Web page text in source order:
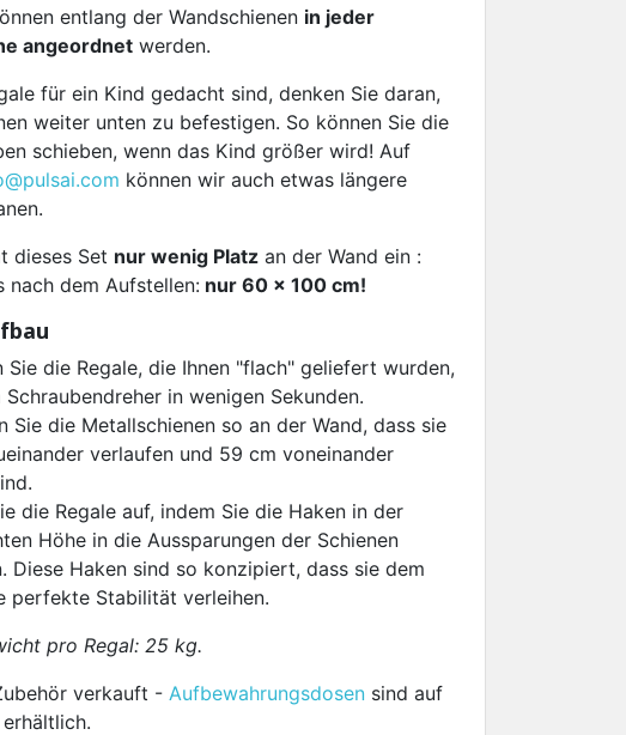
entlang der Wandschienen in jeder
angeordnet werden.
für ein Kind gedacht sind, denken Sie daran,
weiter unten zu befestigen. So können Sie die
schieben, wenn das Kind größer wird! Auf
können wir auch etwas längere
dieses Set nur wenig Platz an der Wand ein :
nach dem Aufstellen: nur 60 x 100 cm!
Sie die Regale, die Ihnen "flach" geliefert wurden,
Schraubendreher in wenigen Sekunden.
Sie die Metallschienen so an der Wand, dass sie
verlaufen und 59 cm voneinander
die Regale auf, indem Sie die Haken in der
Höhe in die Aussparungen der Schienen
Diese Haken sind so konzipiert, dass sie dem
perfekte Stabilität verleihen.
pro Regal: 25 kg.
verkauft - Aufbewahrungsdosen sind auf